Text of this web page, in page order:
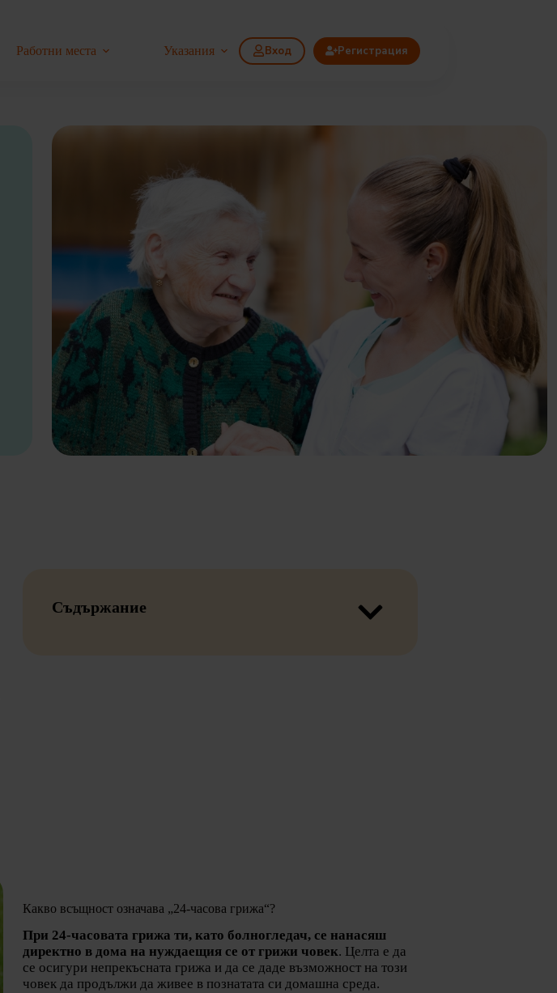
Работни места Указания Вход Регистрация
Съдържание
Какво всъщност означава „24-часова грижа“?
При 24-часовата грижа ти, като болногледач, се нанасяш
директно в дома на нуждаещия се от грижи човек. Целта е да
се осигури непрекъсната грижа и да се даде възможност на този
човек да продължи да живее в познатата си домашна среда.